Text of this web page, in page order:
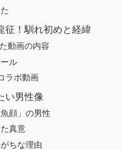
征！馴れ初めと経緯
動画の内容
ル
ラボ動画
い男性像
顔」の男性
真意
ちな理由